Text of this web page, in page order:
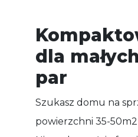
dla
par
Szukasz domu na
powierzchni 35-